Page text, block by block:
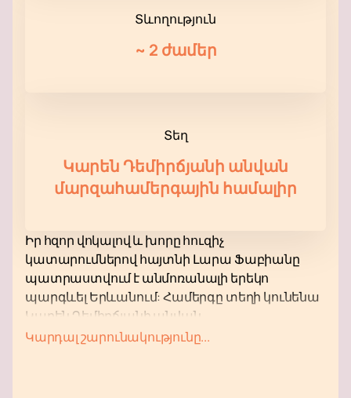
Տևողություն
~ 2 ժամեր
Տեղ
Կարեն Դեմիրճյանի անվան
մարզահամերգային համալիր
Իր հզոր վոկալով և խորը հուզիչ
կատարումներով հայտնի Լարա Ֆաբիանը
պատրաստվում է անմոռանալի երեկո
պարգևել Երևանում: Համերգը տեղի կունենա
Կարեն Դեմիրճյանի անվան
մարզահամերգային համալիրում, որը
Կարդալ շարունակությունը...